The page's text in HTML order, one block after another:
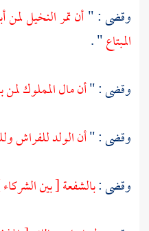
وقضى : "أن تمر النخيل لمن
المبتاع" .
وقضى : "أن مال المملوك لمن
وقضى : "أن الولد للفراش
وقضى :بالشفعة [ بين